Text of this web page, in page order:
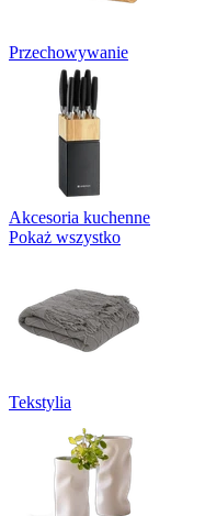
Przechowywanie
Akcesoria kuchenne
Pokaż wszystko
Tekstylia